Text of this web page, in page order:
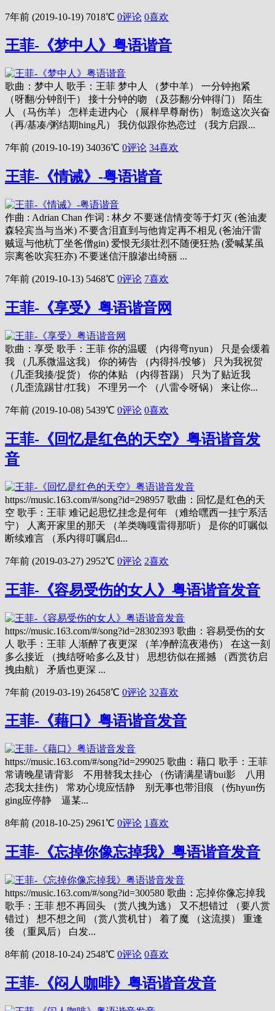
7年前 (2019-10-19) 7018℃ 0评论 0喜欢
王菲-《梦中人》粤语谐音
歌曲：梦中人 歌手：王菲 梦中人 （梦中羊） 一分钟抱紧
（呀翻/分钟剖干） 接十分钟的吻 （及莎翻/分钟得门） 陌生
人 （马伤羊） 怎样走进内心 （展样早尊耐伤） 制造这次兴奋
（再/基凑/粥结期hing凡） 我仿似跟你热恋过 （我方启跟...
7年前 (2019-10-19) 34036℃ 0评论 34喜欢
王菲-《情诫》-粤语谐音
作曲 : Adrian Chan 作词 : 林夕 不要迷信情变等于灯灭 (爸油麦
森轻宾当与当米) 不要含泪直到与他肯定再不相见 (爸油汗雷
贼逗与他杭丁坐爸僧gin) 爱恨无须壮烈不随便狂热 (爱喊某虽
宗离爸吹宾狂亦) 不要迷信汗腺渗出绮丽 ...
7年前 (2019-10-13) 5468℃ 0评论 7喜欢
王菲-《享受》粤语谐音网
歌曲：享受 歌手：王菲 你的温暖 （内得弯nyun） 只是会缓着
我 （几系微温这我） 你的祷告 （内得抖/投够） 只为我祝贺
（几歪我揍/捉货） 你的体贴 （内得苔踢） 只为了贴近我
（几歪流踢甘/扛我） 不理另一个 （八雷令呀锅） 来让你...
7年前 (2019-10-08) 5439℃ 0评论 0喜欢
王菲-《回忆是红色的天空》粤语谐音发
音
https://music.163.com/#/song?id=298957 歌曲：回忆是红色的天
空 歌手：王菲 难记起思忆挂念是何年 （难给嘿西一挂宁系活
宁） 人离开家里的那天 （羊类嗨嘎雷得那听） 是你的叮嘱似
断续难言 （系内得叮嘱启d...
7年前 (2019-03-27) 2952℃ 0评论 2喜欢
王菲-《容易受伤的女人》粤语谐音发音
https://music.163.com/#/song?id=28302393 歌曲：容易受伤的女
人 歌手：王菲 人渐醉了夜更深 （羊净醉流夜港伤） 在这一刻
多么接近 （拽结呀哈多么及甘） 思想彷似在摇撼 （西赏彷启
拽由航） 矛盾也更深 ...
7年前 (2019-03-19) 26458℃ 0评论 32喜欢
王菲-《藉口》粤语谐音发音
https://music.163.com/#/song?id=299025 歌曲：藉口 歌手：王菲
常请晚星请背影 不用替我太挂心 （伤请满星请bui影 八用
态我太挂伤） 常劝心境应恬静 别无事也带泪痕 （伤hyun伤
ging应停静 逼某...
8年前 (2018-10-25) 2961℃ 0评论 1喜欢
王菲-《忘掉你像忘掉我》粤语谐音发音
https://music.163.com/#/song?id=300580 歌曲：忘掉你像忘掉我
歌手：王菲 想不再回头 （赏八拽为逃） 又不想错过 （要八赏
错过） 想不想之间 （赏八赏机甘） 着了魔 （这流摸） 重逢
後 （重凤后） 白发...
8年前 (2018-10-24) 2548℃ 0评论 0喜欢
王菲-《闷人咖啡》粤语谐音发音